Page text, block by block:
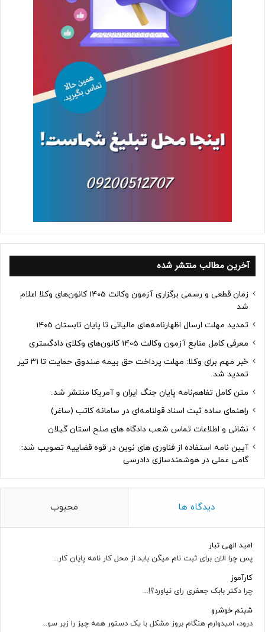
آخرین مطالب منتشر شده
زمان قطعی و رسمی برگزاری آزمون وکالت 1405 کانون‌های وکلا اعلام
شد
تمدید مهلت ارسال اظهارنامه‌های مالیاتی تا پایان تابستان 1405
معرفی کامل منابع آزمون وکالت 1405 کانون‌های وکلای دادگستری
خبر مهم برای وکلا: مهلت پرداخت حق بیمه صندوق حمایت تا ۳۱ تیر
تمدید شد.
متن کامل تفاهم‌نامه پایان جنگ ایران و آمریکا منتشر شد.
راهنمای ساده ثبت اسناد قولنامه‌ای در سامانه کاتب (ساغر)
نشانی و اطلاعات تماس شعب دادگاه های صلح استان گیلان
آیین نامه استفاده از فناوری های نوین در قوه قضاییه تصویب شد:
گامی عملی در هوشمندسازی دادرسی
دیدگاه ها محبوب
امید الهی تبار
پس چرا الان برای ثبت نام میگن باید از محل کار نامه پایان کار...
کارآموز
چرا دکتر بابک جعفری رای نیاورد؟!...
شبنم خوشرو
درود، امیدوارم هنگام بروز مشکل با یک دستور همه چیز را زیر سو...